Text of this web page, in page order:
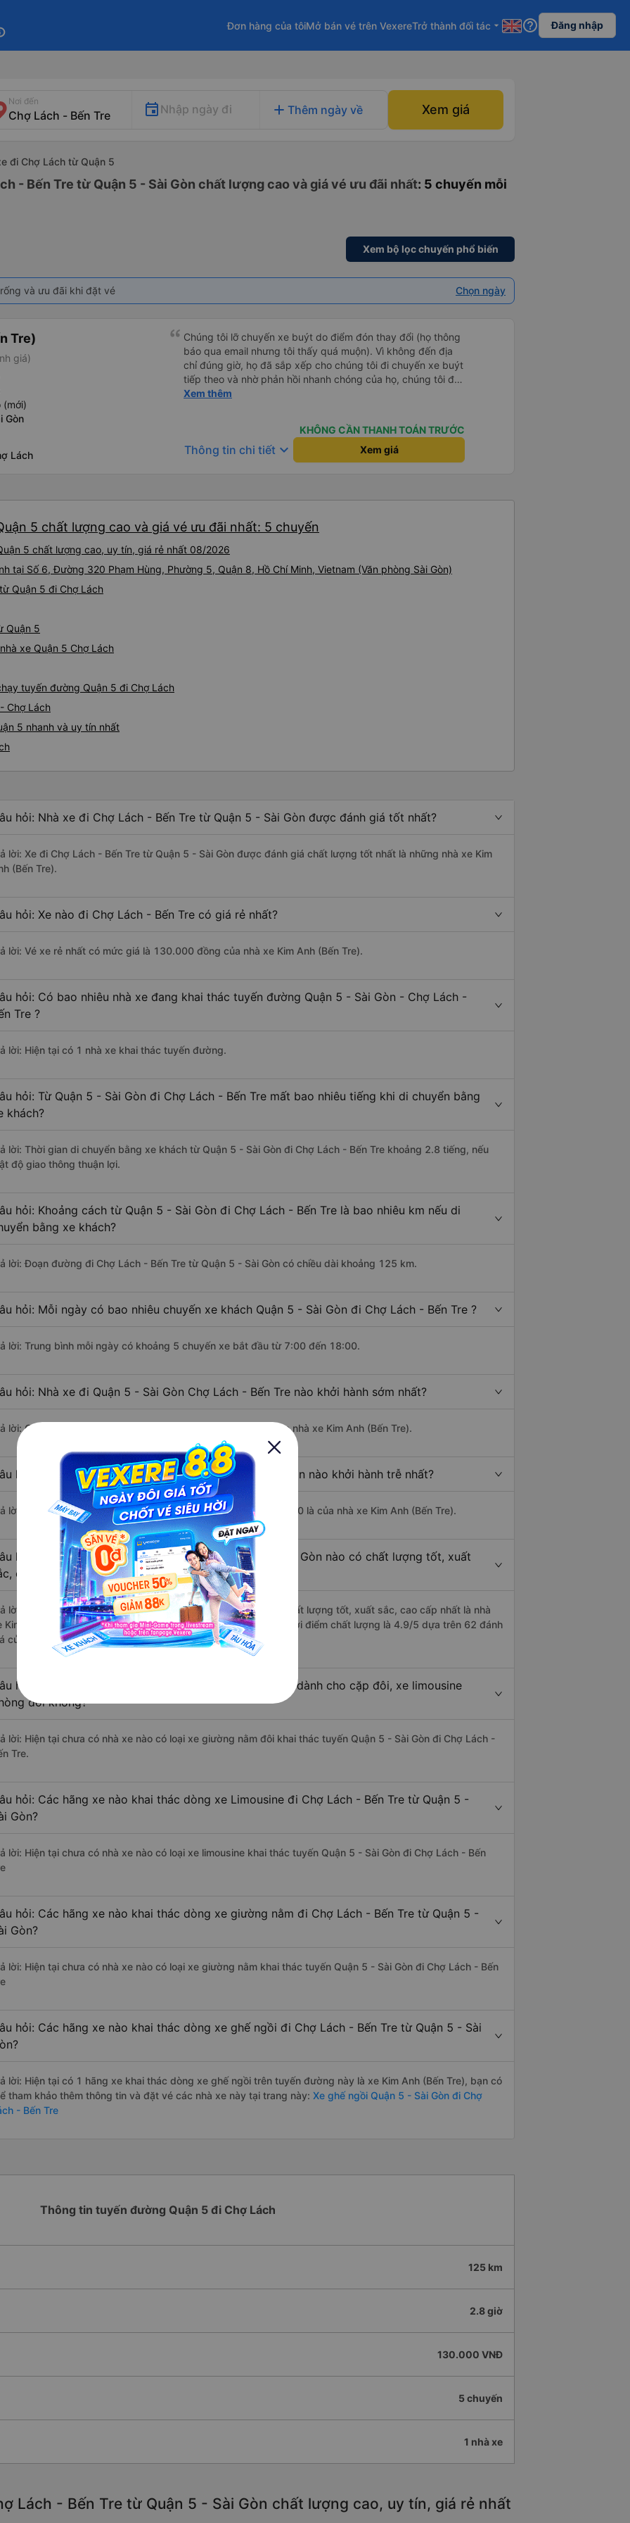
Đơn hàng của tôiMở bán vé trên VexereTrở thành đối tác arrow_drop_down help_outline Đăng nhập
Nơi đến
Nhập ngày đi add Thêm ngày về Xem giá
đi Chợ Lách từ Quận 5
- Bến Tre từ Quận 5 - Sài Gòn chất lượng cao và giá vé ưu đãi nhất: 5 chuyến mỗi
Xem bộ lọc chuyến phổ biến
và ưu đãi khi đặt vé Chọn ngày
Tre)
giá)
(mới)
Gòn
Lách
Chúng tôi lỡ chuyến xe buýt do điểm đón thay đổi (họ thông
báo qua email nhưng tôi thấy quá muộn). Vì không đến địa
chỉ đúng giờ, họ đã sắp xếp cho chúng tôi đi chuyến xe buýt
tiếp theo và nhờ phản hồi nhanh chóng của họ, chúng tôi đã
đến được điểm đến một cách suôn sẻ. Nhìn chung, trải
Xem thêm
KHÔNG CẦN THANH TOÁN TRƯỚC
Thông tin chi tiết keyboard_arrow_down Xem giá
5 chất lượng cao và giá vé ưu đãi nhất: 5 chuyến
5 chất lượng cao, uy tín, giá rẻ nhất 08/2026
tại Số 6, Đường 320 Phạm Hùng, Phường 5, Quận 8, Hồ Chí Minh, Vietnam (Văn phòng Sài Gòn)
Quận 5 đi Chợ Lách
Quận 5
xe Quận 5 Chợ Lách
tuyến đường Quận 5 đi Chợ Lách
Chợ Lách
5 nhanh và uy tín nhất
hỏi: Nhà xe đi Chợ Lách - Bến Tre từ Quận 5 - Sài Gòn được đánh giá tốt nhất?
lời: Xe đi Chợ Lách - Bến Tre từ Quận 5 - Sài Gòn được đánh giá chất lượng tốt nhất là những nhà xe Kim
(Bến Tre).
hỏi: Xe nào đi Chợ Lách - Bến Tre có giá rẻ nhất?
lời: Vé xe rẻ nhất có mức giá là 130.000 đồng của nhà xe Kim Anh (Bến Tre).
hỏi: Có bao nhiêu nhà xe đang khai thác tuyến đường Quận 5 - Sài Gòn - Chợ Lách -
Tre ?
lời: Hiện tại có 1 nhà xe khai thác tuyến đường.
hỏi: Từ Quận 5 - Sài Gòn đi Chợ Lách - Bến Tre mất bao nhiêu tiếng khi di chuyển bằng
khách?
lời: Thời gian di chuyển bằng xe khách từ Quận 5 - Sài Gòn đi Chợ Lách - Bến Tre khoảng 2.8 tiếng, nếu
độ giao thông thuận lợi.
hỏi: Khoảng cách từ Quận 5 - Sài Gòn đi Chợ Lách - Bến Tre là bao nhiêu km nếu di
bằng xe khách?
lời: Đoạn đường đi Chợ Lách - Bến Tre từ Quận 5 - Sài Gòn có chiều dài khoảng 125 km.
hỏi: Mỗi ngày có bao nhiêu chuyến xe khách Quận 5 - Sài Gòn đi Chợ Lách - Bến Tre ?
lời: Trung bình mỗi ngày có khoảng 5 chuyến xe bắt đầu từ 7:00 đến 18:00.
hỏi: Nhà xe đi Quận 5 - Sài Gòn Chợ Lách - Bến Tre nào khởi hành sớm nhất?
lời: Chuyến xe có giờ xuất phát sớm nhất vào lúc 7:00 là của nhà xe Kim Anh (Bến Tre).
hỏi: Nhà xe đi Chợ Lách - Bến Tre từ Quận 5 - Sài Gòn nào khởi hành trễ nhất?
lời: Chuyến xe có giờ xuất phát trễ (muộn) nhất là vào lúc 18:00 là của nhà xe Kim Anh (Bến Tre).
hỏi: Review xe đi Chợ Lách - Bến Tre từ Quận 5 - Sài Gòn nào có chất lượng tốt, xuất
cao cấp nhất?
lời: Những hãng xe đi Quận 5 - Sài Gòn Chợ Lách - Bến Tre chất lượng tốt, xuất sắc, cao cấp nhất là nhà
Kim Anh (Bến Tre) đi Chợ Lách - Bến Tre từ Quận 5 - Sài Gòn với điểm chất lượng là 4.9/5 dựa trên 62 đánh
của khách hàng).
hỏi: Có loại xe Quận 5 - Sài Gòn Chợ Lách - Bến Tre dành cho cặp đôi, xe limousine
đôi không?
lời: Hiện tại chưa có nhà xe nào có loại xe giường nằm đôi khai thác tuyến Quận 5 - Sài Gòn đi Chợ Lách -
Tre.
hỏi: Các hãng xe nào khai thác dòng xe Limousine đi Chợ Lách - Bến Tre từ Quận 5 -
Gòn?
lời: Hiện tại chưa có nhà xe nào có loại xe limousine khai thác tuyến Quận 5 - Sài Gòn đi Chợ Lách - Bến
hỏi: Các hãng xe nào khai thác dòng xe giường nằm đi Chợ Lách - Bến Tre từ Quận 5 -
Gòn?
lời: Hiện tại chưa có nhà xe nào có loại xe giường nằm khai thác tuyến Quận 5 - Sài Gòn đi Chợ Lách - Bến
hỏi: Các hãng xe nào khai thác dòng xe ghế ngồi đi Chợ Lách - Bến Tre từ Quận 5 - Sài
lời: Hiện tại có 1 hãng xe khai thác dòng xe ghế ngồi trên tuyến đường này là xe Kim Anh (Bến Tre), bạn có
tham khảo thêm thông tin và đặt vé các nhà xe này tại trang này: Xe ghế ngồi Quận 5 - Sài Gòn đi Chợ
- Bến Tre
Thông tin tuyến đường Quận 5 đi Chợ Lách
125 km
2.8 giờ
130.000 VNĐ
5 chuyến
1 nhà xe
Lách - Bến Tre từ Quận 5 - Sài Gòn chất lượng cao, uy tín, giá rẻ nhất